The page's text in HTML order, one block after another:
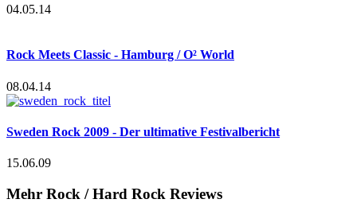
04.05.14
Rock Meets Classic - Hamburg / O² World
08.04.14
Sweden Rock 2009 - Der ultimative Festivalbericht
15.06.09
Mehr Rock / Hard Rock Reviews